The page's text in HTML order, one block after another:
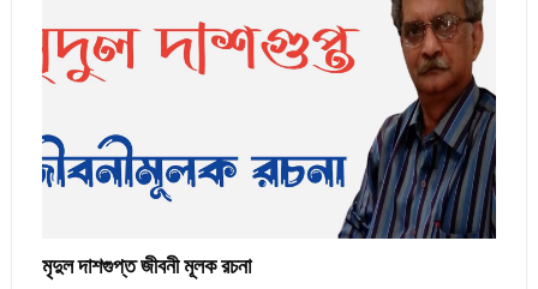
মৃদুল দাশগুপ্ত জীবনী মূলক রচনা